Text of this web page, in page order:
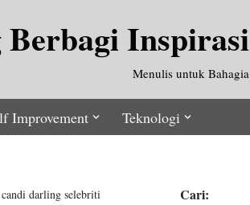
Berbagi Inspirasi
Menulis untuk Bahagia
Improvement Teknologi
candi darling selebriti Cari: